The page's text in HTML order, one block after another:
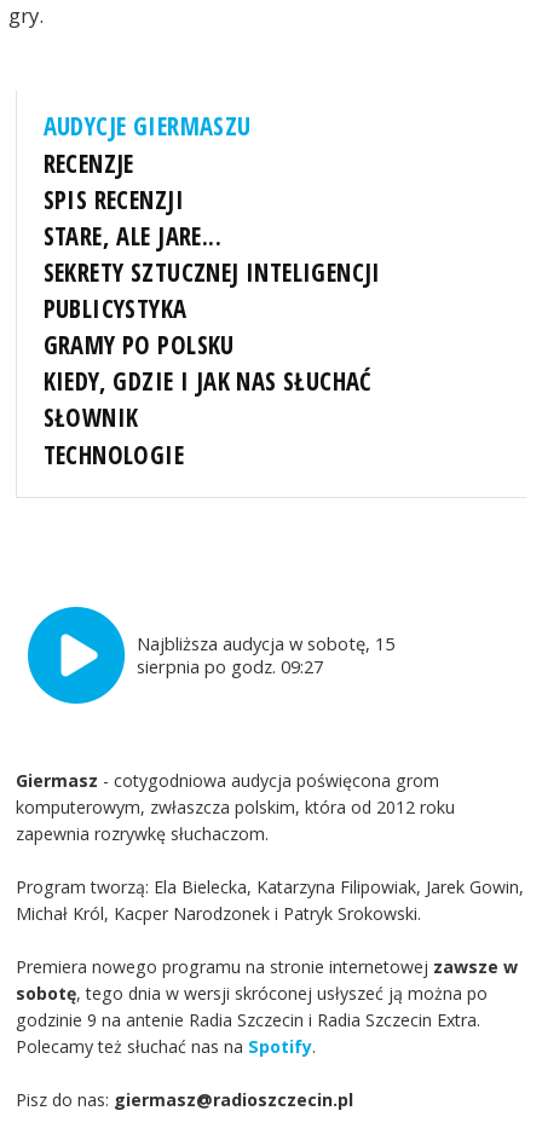
gry.
AUDYCJE GIERMASZU
RECENZJE
SPIS RECENZJI
STARE, ALE JARE...
SEKRETY SZTUCZNEJ INTELIGENCJI
PUBLICYSTYKA
GRAMY PO POLSKU
KIEDY, GDZIE I JAK NAS SŁUCHAĆ
SŁOWNIK
TECHNOLOGIE
Najbliższa audycja w sobotę, 15
sierpnia po godz. 09:27
Giermasz - cotygodniowa audycja poświęcona grom
komputerowym, zwłaszcza polskim, która od 2012 roku
zapewnia rozrywkę słuchaczom.
Program tworzą: Ela Bielecka, Katarzyna Filipowiak, Jarek Gowin,
Michał Król, Kacper Narodzonek i Patryk Srokowski.
Premiera nowego programu na stronie internetowej zawsze w
sobotę, tego dnia w wersji skróconej usłyszeć ją można po
godzinie 9 na antenie Radia Szczecin i Radia Szczecin Extra.
Polecamy też słuchać nas na Spotify.
Pisz do nas: giermasz@radioszczecin.pl